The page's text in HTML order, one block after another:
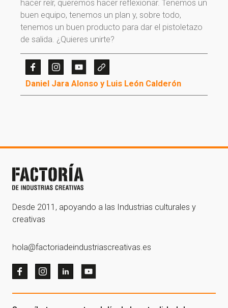
nuestra newsletter!
¡Gracias por suscribirte a nuestra newsletter!
Ir a la home
hacer reír, queremos hacer reflexionar. Tenemos un
buen equipo, tenemos un plan y, sobre todo,
tenemos un buen producto para dar el pistoletazo
de salida. ¿Quieres unirte?
Daniel Jara Alonso y Luis León Calderón
Desde 2011, apoyando a las Industrias culturales y
creativas
hola@factoriadeindustriascreativas.es